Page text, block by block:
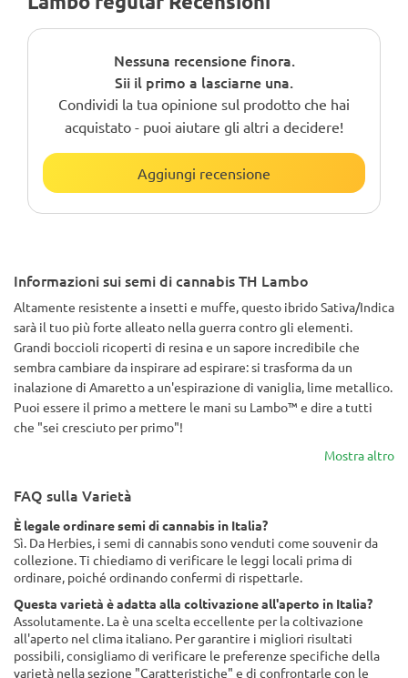
Lambo regular Recensioni
Nessuna recensione finora.
Sii il primo a lasciarne una.
Condividi la tua opinione sul prodotto che hai
Aggiungi recensione
Informazioni sui semi di cannabis TH Lambo
Altamente resistente a insetti e muffe, questo ibrido Sativa/Indica
sarà il tuo più forte alleato nella guerra contro gli elementi.
Grandi boccioli ricoperti di resina e un sapore incredibile che
sembra cambiare da inspirare ad espirare: si trasforma da un
inalazione di Amaretto a un'espirazione di vaniglia, lime metallico.
Puoi essere il primo a mettere le mani su Lambo™ e dire a tutti
FAQ sulla Varietà
È legale ordinare semi di cannabis in Italia?
Sì. Da Herbies, i semi di cannabis sono venduti come souvenir da
collezione. Ti chiediamo di verificare le leggi locali prima di
ordinare, poiché ordinando confermi di rispettarle.
Questa varietà è adatta alla coltivazione all'aperto in Italia?
Assolutamente. La è una scelta eccellente per la coltivazione
all'aperto nel clima italiano. Per garantire i migliori risultati
possibili, consigliamo di verificare le preferenze specifiche della